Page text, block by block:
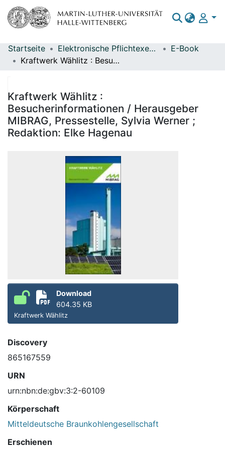
Bereiche & Sammlungen
Statistiken
Startseite Elektronische Pflichtexemplare
E-Book
Kraftwerk Wählitz : Besucherinformationen / Herausgeber MIBRAG, Pressestelle, Sylvia Werner ; Redaktion: Elke Hagenau
Kraftwerk Wählitz :
Besucherinformationen / Herausgeber
MIBRAG, Pressestelle, Sylvia Werner ;
Redaktion: Elke Hagenau
Download
604.35 KB
Kraftwerk Wählitz
Discovery
865167559
URN
urn:nbn:de:gbv:3:2-60109
Körperschaft
Mitteldeutsche Braunkohlengesellschaft
Erschienen